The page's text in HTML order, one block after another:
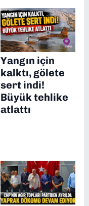
Yangın için
kalktı, gölete
sert indi!
Büyük tehlike
atlattı